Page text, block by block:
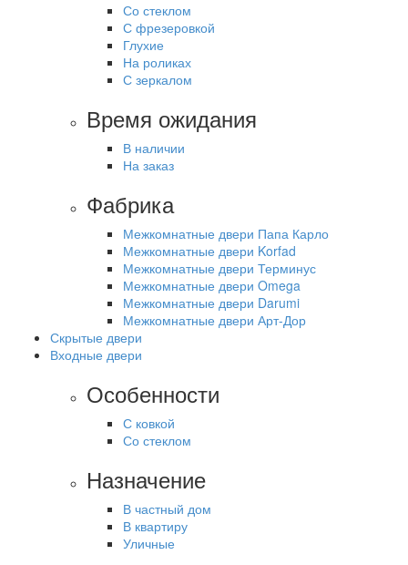
Со стеклом
С фрезеровкой
Глухие
На роликах
С зеркалом
Время ожидания
В наличии
На заказ
Фабрика
Межкомнатные двери Папа Карло
Межкомнатные двери Korfad
Межкомнатные двери Терминус
Межкомнатные двери Omega
Межкомнатные двери Darumi
Межкомнатные двери Арт-Дор
Скрытые двери
Входные двери
Особенности
С ковкой
Со стеклом
Назначение
В частный дом
В квартиру
Уличные